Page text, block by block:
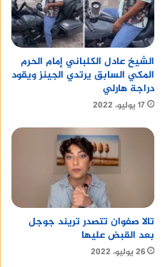
الشيخ عادل الكلباني إمام الحرم
المكي السابق يرتدي الجينز ويقود
دراجة هارلي
17 يوليو، 2022
تالا صفوان تتصدر تريند جوجل
بعد القبض عليها
26 يوليو، 2022